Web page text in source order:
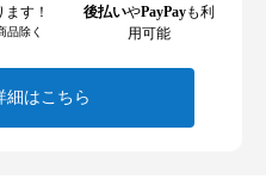
ます！
品除く
後払いやPayPayも利
用可能
細はこちら